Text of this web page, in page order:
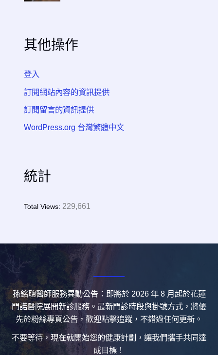
其他操作
登入
訂閱網站內容的資訊提供
訂閱留言的資訊提供
WordPress.org 台灣繁體中文
統計
Total Views: 229,661
孫銘聰醫師服務異動公告：即將於 2026 年 8 月起於花蓮
門諾醫院展開新診服務。最新門診時段與掛號方式，將優
先於粉絲專頁公告，歡迎點擊追蹤，不錯過任何更新。
不要等待，現在就開始您的健康計劃，讓我們攜手共同達
成目標！